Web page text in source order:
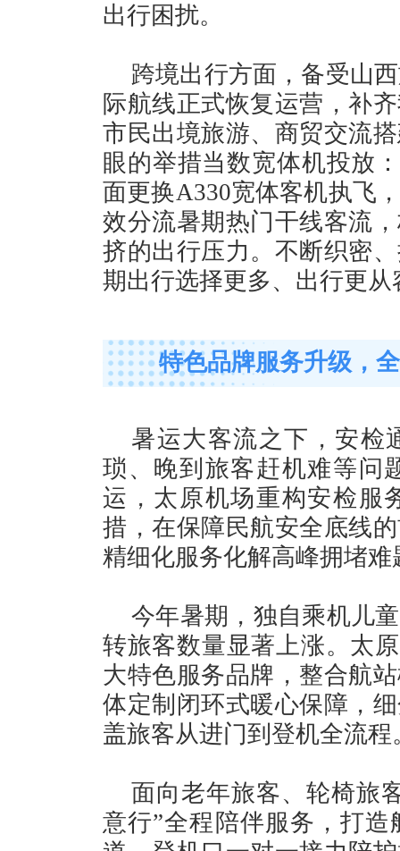
出行困扰。
跨境出行方面，备受山
际航线正式恢复运营，补
市民出境旅游、商贸交流
眼的举措当数宽体机投放
面更换A330宽体客机执飞
效分流暑期热门干线客流
挤的出行压力。不断织密
期出行选择更多、出行更从
特色品牌服务升级，
暑运大客流之下，安检
琐、晚到旅客赶机难等问
运，太原机场重构安检服
措，在保障民航安全底线
精细化服务化解高峰拥堵难
今年暑期，独自乘机儿
转旅客数量显著上涨。太
大特色服务品牌，整合航
体定制闭环式暖心保障，
盖旅客从进门到登机全流程
面向老年旅客、轮椅旅
意行”全程陪伴服务，打